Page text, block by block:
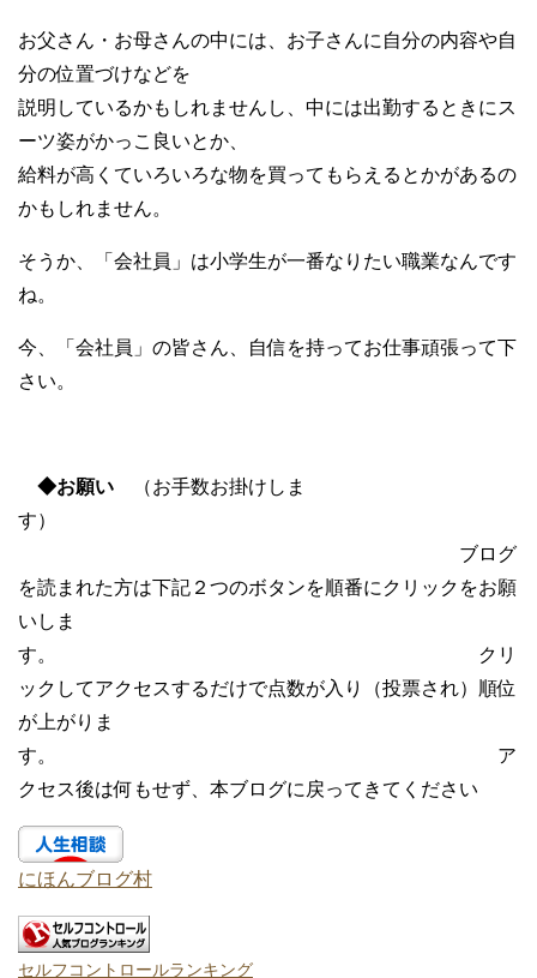
お父さん・お母さんの中には、お子さんに自分の内容や自
分の位置づけなどを
説明しているかもしれませんし、中には出勤するときにス
ーツ姿がかっこ良いとか、
給料が高くていろいろな物を買ってもらえるとかがあるの
かもしれません。
そうか、「会社員」は小学生が一番なりたい職業なんです
ね。
今、「会社員」の皆さん、自信を持ってお仕事頑張って下
さい。
◆お願い （お手数お掛けしま
す）
ブログ
を読まれた方は下記２つのボタンを順番にクリックをお願
いしま
す。 クリ
ックしてアクセスするだけで点数が入り（投票され）順位
が上がりま
す。 ア
クセス後は何もせず、本ブログに戻ってきてください
にほんブログ村
セルフコントロールランキング